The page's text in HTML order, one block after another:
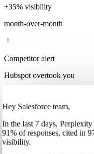
+35% visibility
month-over-month
Competitor alert
Hubspot overtook you
Hey Salesforce team,
Inthe last 7 days, Perplexity
91% of responses, cited in
visibility.